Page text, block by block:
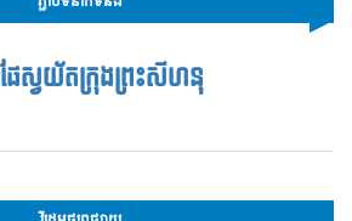
ែស្វយ័តក្រុងព្រះសីហនុ